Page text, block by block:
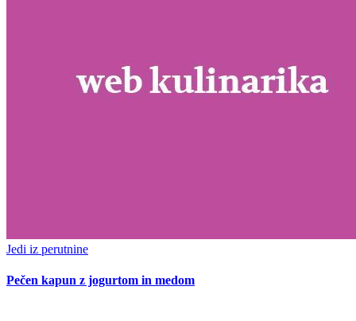
Jedi iz perutnine
Pečen kapun z jogurtom in medom